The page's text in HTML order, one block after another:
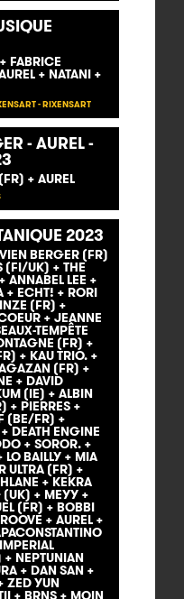
FABRICE
+ NATANI +
- RIXENSART
- AUREL -
+ AUREL
2023
BERGER (FR)
(FI/UK) + THE
ANNABEL LEE +
+ ECHT! + RORI
(FR) +
+ JEANNE
TEMPÊTE
(FR) +
+ KAU TRIO. +
(FR) +
+ DAVID
(IE) + ALBIN
+ PIERRES +
(BE/FR) +
DEATH ENGINE
+ SOROR. +
BAILLY + MIA
ULTRA (FR) +
+ KEKRA
+ MEYY +
(FR) + BOBBI
+ AUREL +
+ NEPTUNIAN
+ DAN SAN +
ZED YUN
+ BRNS + MOIN